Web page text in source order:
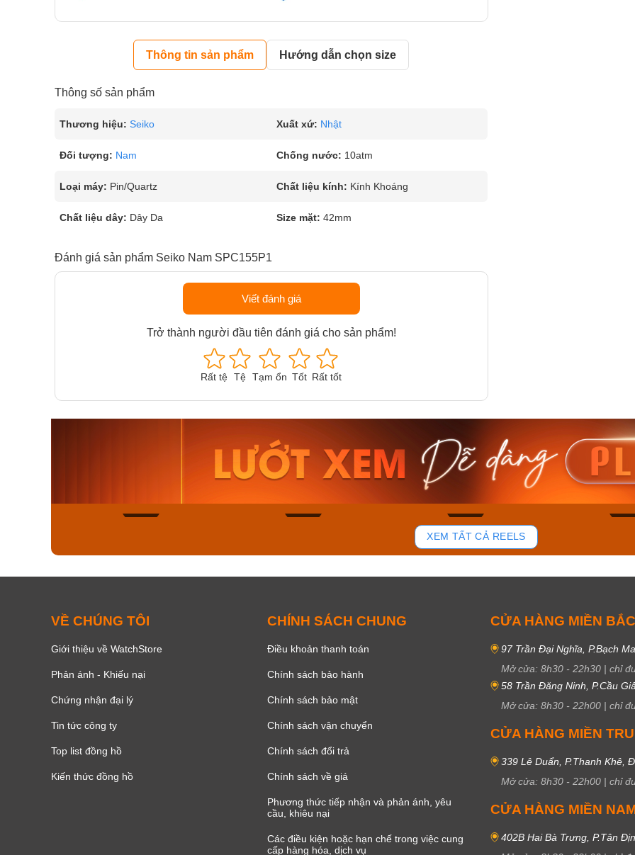
Thông tin sản phẩm Hướng dẫn chọn size
Thông số sản phẩm
Thương hiệu: Seiko Xuất xứ: Nhật
Đối tượng: Nam Chống nước: 10atm
Loại máy: Pin/Quartz Chất liệu kính: Kính Khoáng
Chất liệu dây: Dây Da Size mặt: 42mm
Đánh giá sản phẩm Seiko Nam SPC155P1
Viết đánh giá
Trở thành người đầu tiên đánh giá cho sản phẩm!
Rất tệ Tệ Tạm ổn Tốt Rất tốt
Casio Nam MTS-
115D-1AVDF
2.823.000₫
2.399.550₫
Mua ngay
37
Casio Nam MTS-
RS100L-1AVDF
4.276.000₫
3.634.600₫
Casio
230EL-
Mua
XEM TẤT CẢ REELS
VỀ CHÚNG TÔI
Giới thiệu về WatchStore
Phản ánh - Khiếu nại
Chứng nhận đại lý
Tin tức công ty
Top list đồng hồ
Kiến thức đồng hồ
CHÍNH SÁCH CHUNG
Điều khoản thanh toán
Chính sách bảo hành
Chính sách bảo mật
Chính sách vận chuyển
Chính sách đổi trả
Chính sách về giá
Phương thức tiếp nhận và phản ánh, yêu
cầu, khiêu nại
Các điều kiện hoặc hạn chế trong việc cung
cấp hàng hóa, dịch vụ
CỬA HÀNG MIỀN BẮC
97 Trần Đại Nghĩa, P.Bạch
Mở cửa: 8h30 - 22h30 | chỉ
58 Trần Đăng Ninh, P.Cầu
Mở cửa: 8h30 - 22h00 | chỉ
CỬA HÀNG MIỀN
339 Lê Duẩn, P.Thanh Khê,
Mở cửa: 8h30 - 22h00 | chỉ
CỬA HÀNG MIỀN
402B Hai Bà Trưng, P.Tân